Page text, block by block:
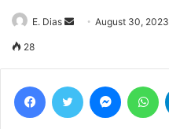
E. Dias
SendAugust 30, 2023
28